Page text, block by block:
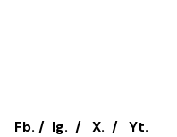
Fb. / Ig. / X. / Yt.